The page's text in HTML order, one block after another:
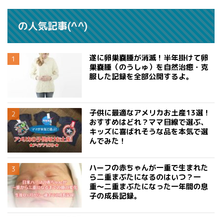
の人気記事(^^)
遂に卵巣嚢腫が消滅！半年掛けて卵
巣嚢腫（のうしゅ）を自然治癒・克
服した記録を全部公開するよ。
子供に最適なアメリカお土産13選！
おすすめはどれ？ママ目線で選ぶ、
キッズに喜ばれそうな品を本気で選
んでみた！
ハーフの赤ちゃんが一重で生まれた
ら二重まぶたになるのはいつ？一
重〜二重まぶたになった一年間の息
子の成長記録。